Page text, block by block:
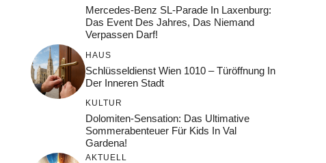
Mercedes-Benz SL-Parade In Laxenburg:
Das Event Des Jahres, Das Niemand
Verpassen Darf!
HAUS
Schlüsseldienst Wien 1010 – Türöffnung In
Der Inneren Stadt
KULTUR
Dolomiten-Sensation: Das Ultimative
Sommerabenteuer Für Kids In Val
Gardena!
AKTUELL